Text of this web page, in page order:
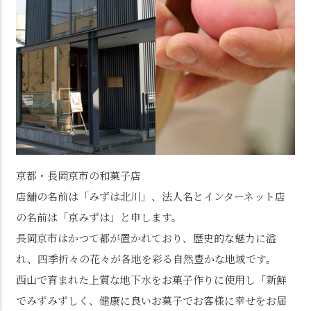
京都・長岡京市の和菓子店
店舗の名前は「みずは北川」、法人名とインターネット店
の名前は「京みずは」と申します。
長岡京市はかつて都が置かれており、歴史的な魅力に溢
れ、四季折々の花々が各地を彩る自然豊かな地域です。
西山で育まれた上質な地下水をお菓子作りに使用し「新鮮
でみずみずしく、健康に良いお菓子でお客様に幸せをお届